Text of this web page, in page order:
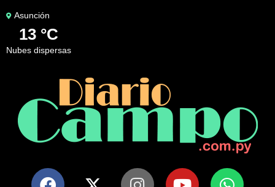
Asunción
13 °C
nubes dispersas